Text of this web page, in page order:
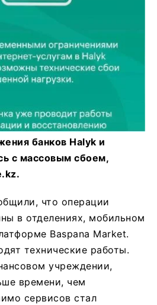
банков Halyk и
с массовым сбоем,
что операции
в отделениях, мобильном
Baspana Market.
технические работы.
учреждении,
времени, чем
сервисов стал